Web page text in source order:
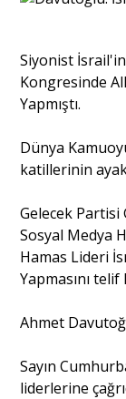
Siyonist
Kongresinde
Yapmıştı.
Dünya
katillerinin
Gelecek Partisi
Sosyal Medya
Hamas Lideri
Yapmasını telif
Ahmet
Sayın
liderlerine